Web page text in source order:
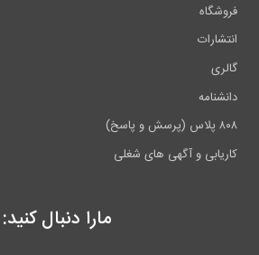
فروشگاه
انتشارات
گالری
دانشنامه
۸۰۸ پلاس (پرسش و پاسخ)
کاریابی و آگهی های شغلی
مارا دنبال کنید: